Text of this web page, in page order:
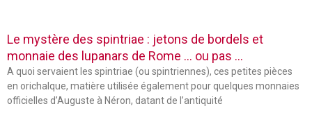
Le mystère des spintriae : jetons de bordels et
monnaie des lupanars de Rome … ou pas …
A quoi servaient les spintriae (ou spintriennes), ces petites pièces
en orichalque, matière utilisée également pour quelques monnaies
officielles d’Auguste à Néron, datant de l’antiquité